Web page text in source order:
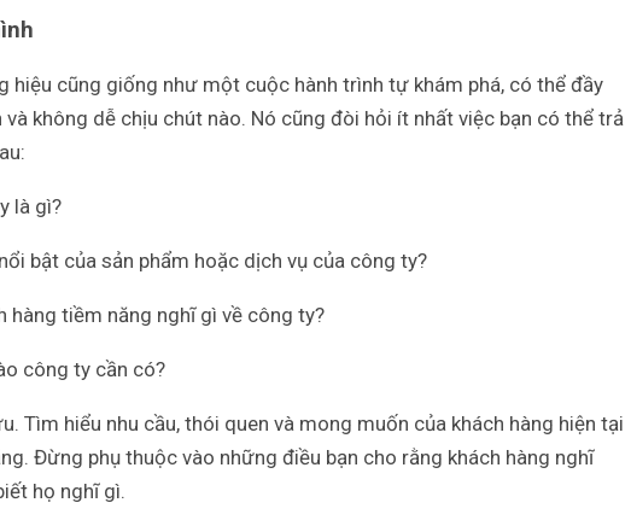
hiệu cũng giống như một cuộc hành trình tự khám phá, có thể đầy
và không dễ chịu chút nào. Nó cũng đòi hỏi ít nhất việc bạn có thể trả
là gì?
bật của sản phẩm hoặc dịch vụ của công ty?
hàng tiềm năng nghĩ gì về công ty?
công ty cần có?
Tìm hiểu nhu cầu, thói quen và mong muốn của khách hàng hiện tại
Đừng phụ thuộc vào những điều bạn cho rằng khách hàng nghĩ
họ nghĩ gì.